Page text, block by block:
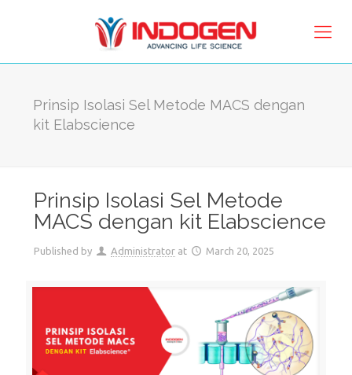
Prinsip Isolasi Sel Metode MACS dengan
kit Elabscience
Prinsip Isolasi Sel Metode
MACS dengan kit Elabscience
Published by Administrator at March 20, 2025